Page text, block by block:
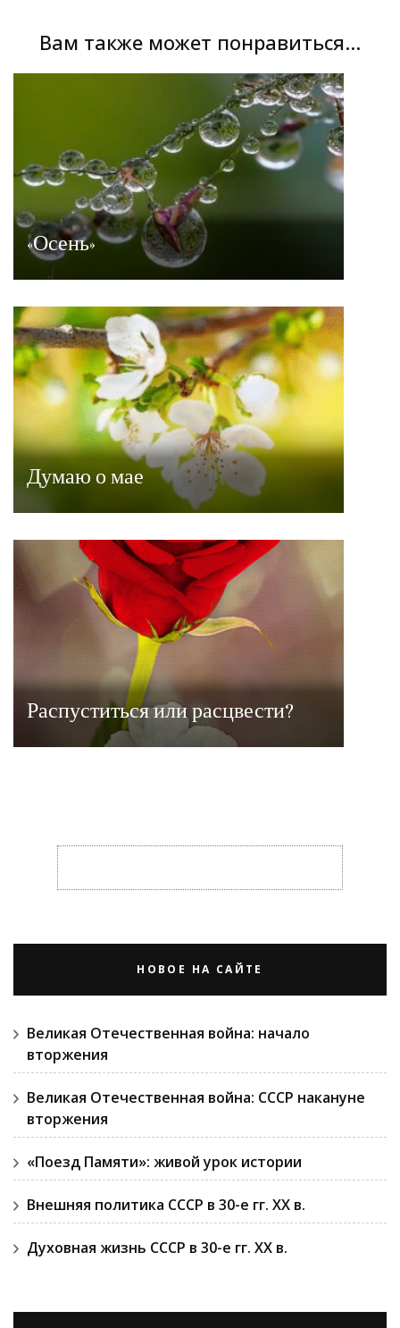
Вам также может понравиться...
«Осень»
Думаю о мае
Распуститься или расцвести?
НОВОЕ НА САЙТЕ
Великая Отечественная война: начало
вторжения
Великая Отечественная война: СССР накануне
вторжения
«Поезд Памяти»: живой урок истории
Внешняя политика СССР в 30-е гг. ХХ в.
Духовная жизнь СССР в 30-е гг. ХХ в.